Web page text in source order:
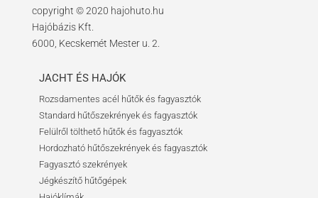
copyright © 2020 hajohuto.hu
Hajóbázis Kft.
6000, Kecskemét Mester u. 2.
JACHT ÉS HAJÓK
Rozsdamentes acél hűtők és fagyasztók
Standard hűtőszekrények és fagyasztók
Felülről tölthető hűtők és fagyasztók
Hordozható hűtőszekrények és fagyasztók
Fagyasztó szekrények
Jégkészítő hűtőgépek